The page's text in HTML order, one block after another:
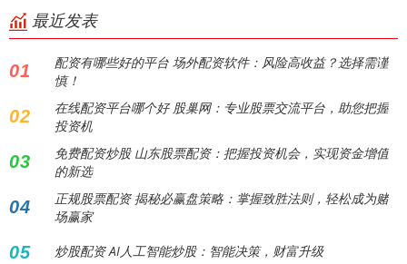
最近发表
01
配资有哪些好的平台 场外配资软件：风险高收益？选择需谨
慎！
02
在线配资平台哪个好 股巢网：专业股票交流平台，助您把握
投资机
03
免费配资炒股 山东股票配资：把握投资机会，实现资金增值
的新选
04
正规股票配资 揭秘必赢盘策略：掌握致胜法则，轻松成为赌
场赢家
05 炒股配资 AI人工智能炒股：智能决策，财富升级